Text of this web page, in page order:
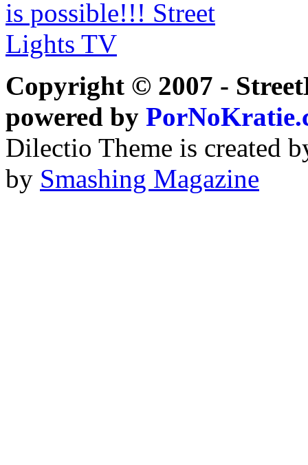
Copyright © 2007 -
powered by
Dilectio Theme is created
by Smashing Magazine